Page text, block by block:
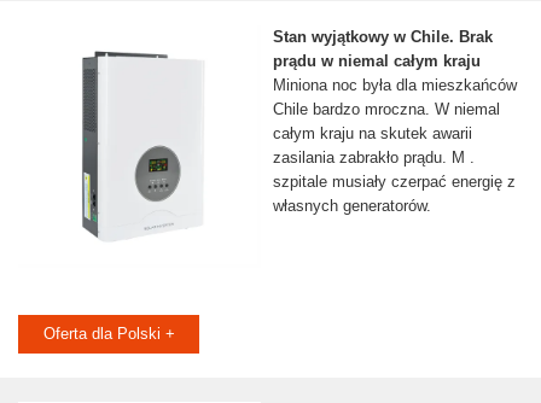
Stan wyjątkowy w Chile. Brak
prądu w niemal całym kraju
Miniona noc była dla mieszkańców
Chile bardzo mroczna. W niemal
całym kraju na skutek awarii
zasilania zabrakło prądu. M .
szpitale musiały czerpać energię z
własnych generatorów.
Oferta dla Polski +